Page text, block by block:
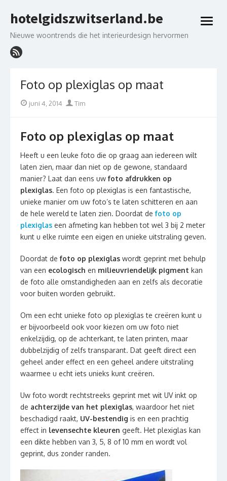
to
hotelgidszwitserland.be
Nieuwe woontrends die het interieurdesign hervormen
open
Foto op plexiglas op maat
Postedjuni 4, 2014 Author
Tim
Foto op plexiglas op maat
Heeft u een leuke foto die op graag aan iedereen wilt
laten zien, maar dan niet op de gewone, standaard
manier? Laat dan eens uw foto afdrukken op
plexiglas. Een foto op plexiglas is een fantastische,
unieke manier om uw foto’s te laten schitteren en aan
de hele wereld te laten zien. Doordat de foto op
plexiglas een afmeting kan hebben tot wel 3 bij 2 meter
kunt u elke ruimte een eigen en unieke uitstraling geven.
Doordat de foto op plexiglas wordt geprint met behulp
van een ecologisch en milieuvriendelijk pigment kan
de foto alle omstandigheden aan en zelfs als decoratie
voor buiten worden gebruikt.
Om een echt unieke foto op plexiglas te creëren kunt u
er bijvoorbeeld ook voor kiezen om uw foto niet
enkelzijdig, op de achterkant, te laten printen, maar
dubbelzijdig of zelfs transparant. Dat geeft direct een
geheel ander effect en een geheel andere uitstraling
waarmee u echt iets unieks kunt creëren.
Uw foto wordt rechtstreeks geprint met wit UV inkt op
de achterzijde van het plexiglas, waardoor het niet
beschadigd raakt, UV-bestendig is en een prachtig
effect in levensechte kleuren geeft. Het plexiglas kan
een dikte hebben van 3, 5, 8 of 10 mm en wordt vol
geprint, dus zonder randen.